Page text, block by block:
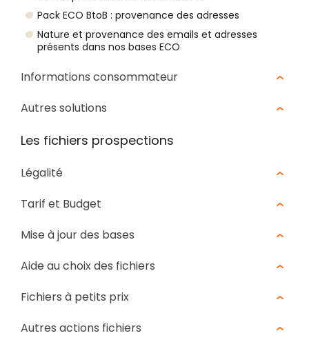
Pack ECO BtoB : provenance des adresses
Nature et provenance des emails et adresses
présents dans nos bases ECO
Informations consommateur
Autres solutions
Les fichiers prospections
Légalité
Tarif et Budget
Mise à jour des bases
Aide au choix des fichiers
Fichiers à petits prix
Autres actions fichiers